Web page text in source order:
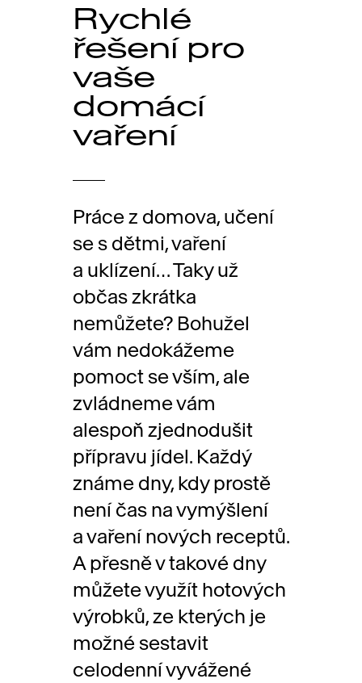
Rychlé
řešení pro
vaše
domácí
vaření
Práce z domova, učení
se s dětmi, vaření
a uklízení… Taky už
občas zkrátka
nemůžete? Bohužel
vám nedokážeme
pomoct se vším, ale
zvládneme vám
alespoň zjednodušit
přípravu jídel. Každý
známe dny, kdy prostě
není čas na vymýšlení
a vaření nových receptů.
A přesně v takové dny
můžete využít hotových
výrobků, ze kterých je
možné sestavit
celodenní vyvážené